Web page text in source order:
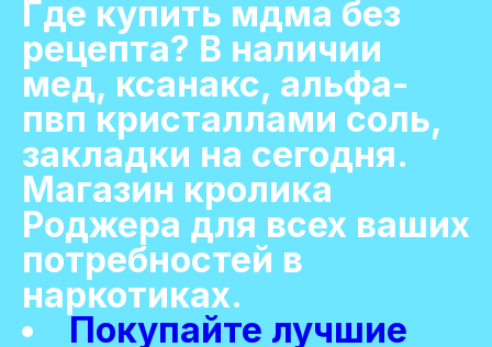
Где купить мдма без
рецепта? В наличии
мед, ксанакс, альфа-
пвп кристаллами соль,
закладки на сегодня.
Магазин кролика
Роджера для всех ваших
потребностей в
наркотиках.
Покупайте лучшие